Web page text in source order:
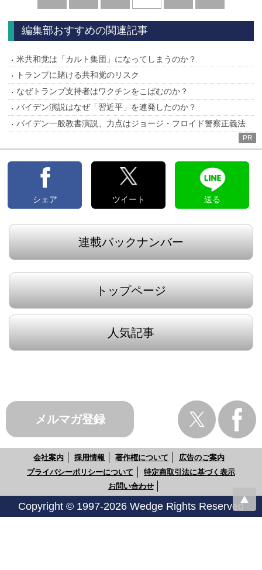
へ
へ
編集部おすすめの関連記事
米共和党は「カルト集団」になってしまうのか？
トランプに賭ける共和党のリスク
なぜトランプ支持者はワクチンをこばむのか？
バイデン演説はなぜ「習近平」を連発したのか？
バイデン一般教書演説、力点はジョージ・フロイド警察正義法
PR
シェア ツイート 送る
連載バックナンバー
トップページ
人気記事
メルマガ登録
会社案内 採用情報 著作権について
広告のご案内
プライバシーポリシーについて
特定商取引法に基づく表示
お問い合わせ
Copyright © 1997-2026 Wedge Rights Reserved